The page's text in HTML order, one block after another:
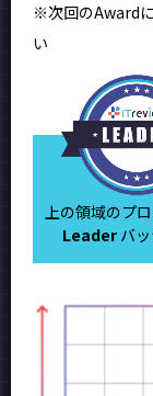
※次回のAward
い
上の領域のプ
Leaderバッ